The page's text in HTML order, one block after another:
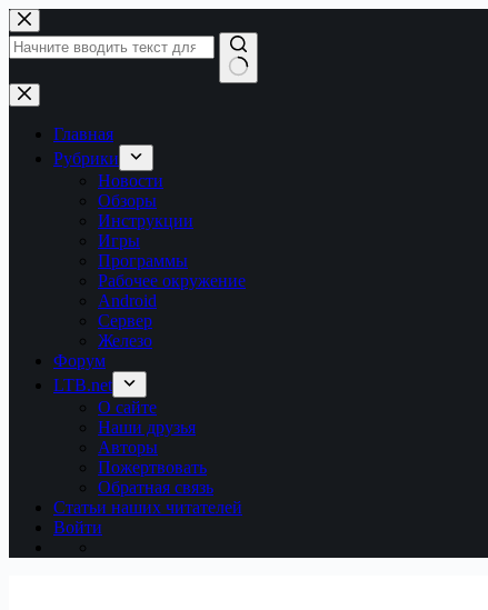
Перейти
к
сути
Ничего
не
найденоГлавная
Рубрики
Новости
Обзоры
Инструкции
Игры
Программы
Рабочее окружение
Android
Сервер
Железо
Форум
LTB.net
О сайте
Наши друзья
Авторы
Пожертвовать
Обратная связь
Статьи наших читателей
Войти